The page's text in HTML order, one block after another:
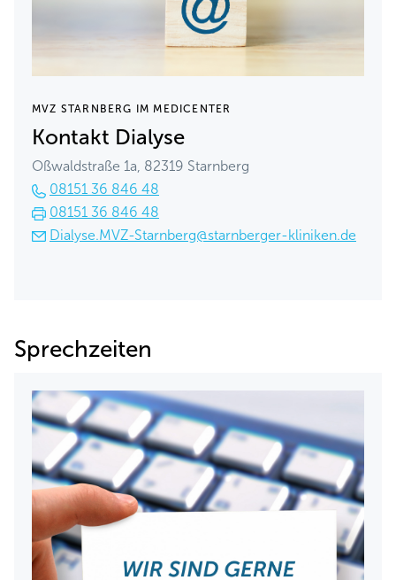
MVZ STARNBERG IM MEDICENTER
Kontakt Dialyse
Oßwaldstraße 1a, 82319 Starnberg
08151 36 846 48
08151 36 846 48
Dialyse.MVZ-Starnberg@starnberger-kliniken.de
Sprechzeiten